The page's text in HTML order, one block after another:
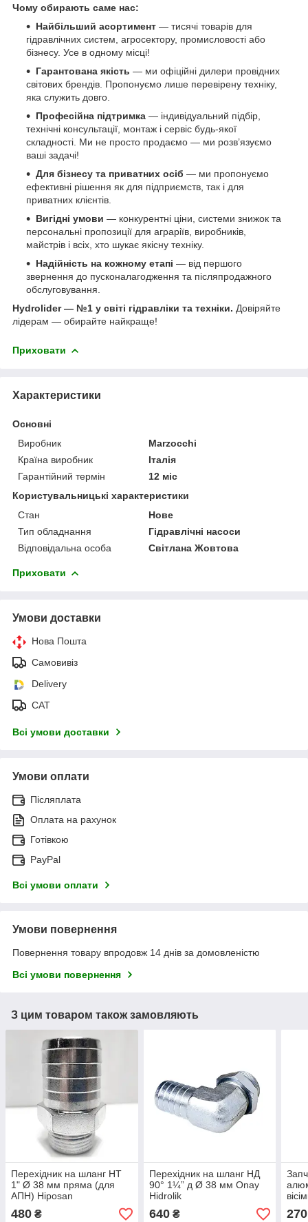
Чому обирають саме нас:
Найбільший асортимент — тисячі товарів для
гідравлічних систем, агросектору, промисловості або
бізнесу. Усе в одному місці!
Гарантована якість — ми офіційні дилери провідних
світових брендів. Пропонуємо лише перевірену техніку,
яка служить довго.
Професійна підтримка — індивідуальний підбір,
технічні консультації, монтаж і сервіс будь-якої
складності. Ми не просто продаємо — ми розв’язуємо
ваші задачі!
Для бізнесу та приватних осіб — ми пропонуємо
ефективні рішення як для підприємств, так і для
приватних клієнтів.
Вигідні умови — конкурентні ціни, системи знижок та
персональні пропозиції для аграріїв, виробників,
майстрів і всіх, хто шукає якісну техніку.
Надійність на кожному етапі — від першого
звернення до пусконалагодження та післяпродажного
обслуговування.
Hydrolider — №1 у світі гідравліки та техніки. Довіряйте
лідерам — обирайте найкраще!
Приховати
Характеристики
Основні
Виробник
Marzocchi
Країна виробник
Італія
Гарантійний термін
12 міс
Користувальницькі характеристики
Стан
Нове
Тип обладнання
Гідравлічні насоси
Відповідальна особа
Світлана Жовтова
Приховати
Умови доставки
Нова Пошта
Самовивіз
Delivery
САТ
Всі умови доставки
Умови оплати
Післяплата
Оплата на рахунок
Готівкою
PayPal
Всі умови оплати
Умови повернення
Повернення товару впродовж 14 днів за домовленістю
Всі умови повернення
З цим товаром також замовляють
Перехідник на шланг НТ
1" Ø 38 мм пряма (для
АПН) Hiposan
480 ₴
Перехідник на шланг НД
90° 1¼” д Ø 38 мм Onay
Hidrolik
640₴ 270